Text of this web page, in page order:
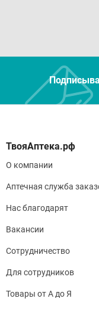
О компании
Аптечная служба
Нас благодарят
Вакансии
Сотрудничество
Для сотрудников
Товары от А до Я